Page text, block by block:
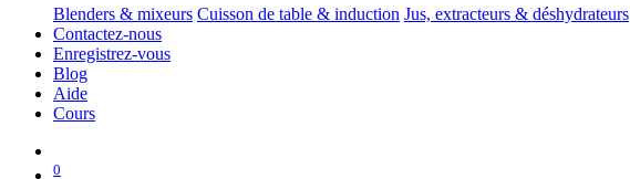
Blenders & mixeurs Cuisson de table & induction Jus, extracteurs & déshydrateurs
Contactez-nous
Enregistrez-vous
Blog
Aide
Cours
0